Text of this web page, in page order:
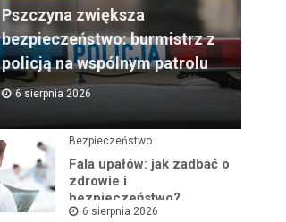
Pszczyna zwiększa
bezpieczeństwo: burmistrz z
policją na wspólnym patrolu
6 sierpnia 2026
Bezpieczeństwo
Fala upałów: jak zadbać o
zdrowie i
bezpieczeństwo?
6 sierpnia 2026